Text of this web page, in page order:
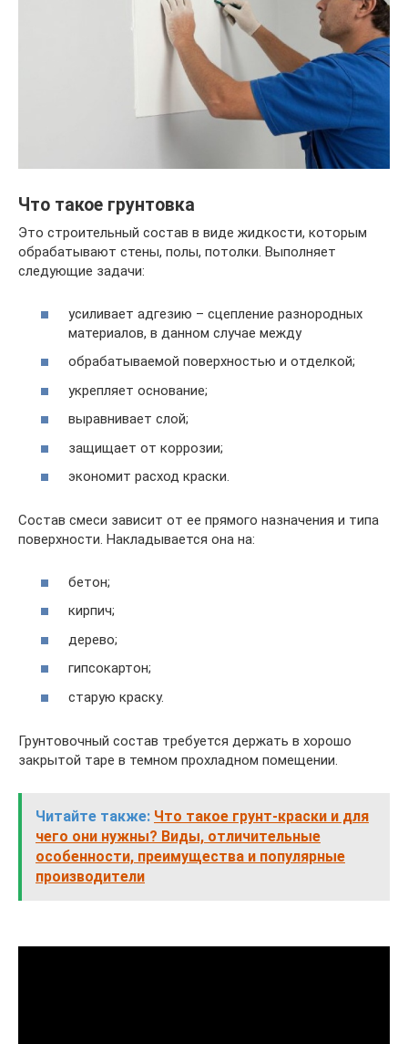
Что такое грунтовка
Это строительный состав в виде жидкости, которым
обрабатывают стены, полы, потолки. Выполняет
следующие задачи:
усиливает адгезию – сцепление разнородных
материалов, в данном случае между
обрабатываемой поверхностью и отделкой;
укрепляет основание;
выравнивает слой;
защищает от коррозии;
экономит расход краски.
Состав смеси зависит от ее прямого назначения и типа
поверхности. Накладывается она на:
бетон;
кирпич;
дерево;
гипсокартон;
старую краску.
Грунтовочный состав требуется держать в хорошо
закрытой таре в темном прохладном помещении.
Читайте также: Что такое грунт-краски и для
чего они нужны? Виды, отличительные
особенности, преимущества и популярные
производители